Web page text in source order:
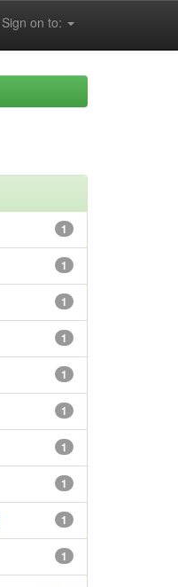
Sign on to:
1
1
1
1
1
1
1
1
1
1